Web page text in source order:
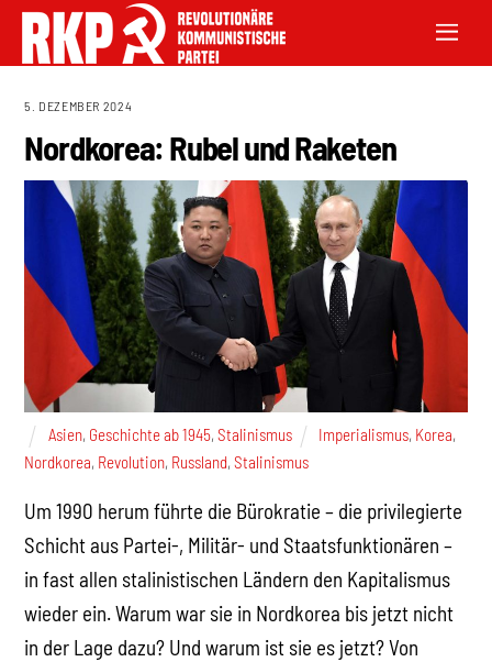
5. DEZEMBER 2024
Nordkorea: Rubel und Raketen
Asien, Geschichte ab 1945, Stalinismus Imperialismus, Korea,
Nordkorea, Revolution, Russland,Stalinismus
Um 1990 herum führte die Bürokratie – die privilegierte
Schicht aus Partei-, Militär- und Staatsfunktionären –
in fast allen stalinistischen Ländern den Kapitalismus
wieder ein. Warum war sie in Nordkorea bis jetzt nicht
in der Lage dazu? Und warum ist sie es jetzt? Von